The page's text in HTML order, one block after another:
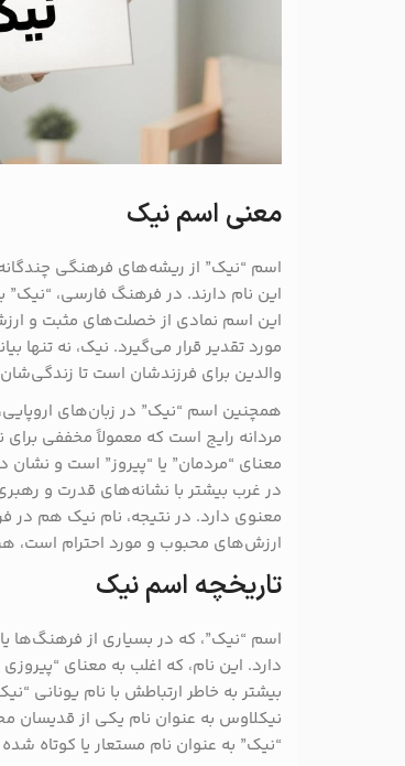
معنی اسم نیک
اسم “نیک” از ریشه‌های فرهنگی
این نام دارند. در فرهنگ فارسی،
این اسم نمادی از خصلت‌های مثبت و
مورد تقدیر قرار می‌گیرد. نیک، نه
والدین برای فرزندشان است تا
همچنین اسم “نیک” در زبان‌های
مردانه رایج است که معمولاً مخففی
معنای “مردمان” یا “پیروز” است و
در غرب بیشتر با نشانه‌های قدرت و
معنوی دارد. در نتیجه، نام نیک هم
ارزش‌های محبوب و مورد احترام است،
تاریخچه اسم نیک
اسم “نیک”، که در بسیاری از فرهنگ‌ها
دارد. این نام، که اغلب به معنای
بیشتر به خاطر ارتباطش با نام
نیکلاوس به عنوان نام یکی از
“نیک” به عنوان نام مستعار یا کوتاه